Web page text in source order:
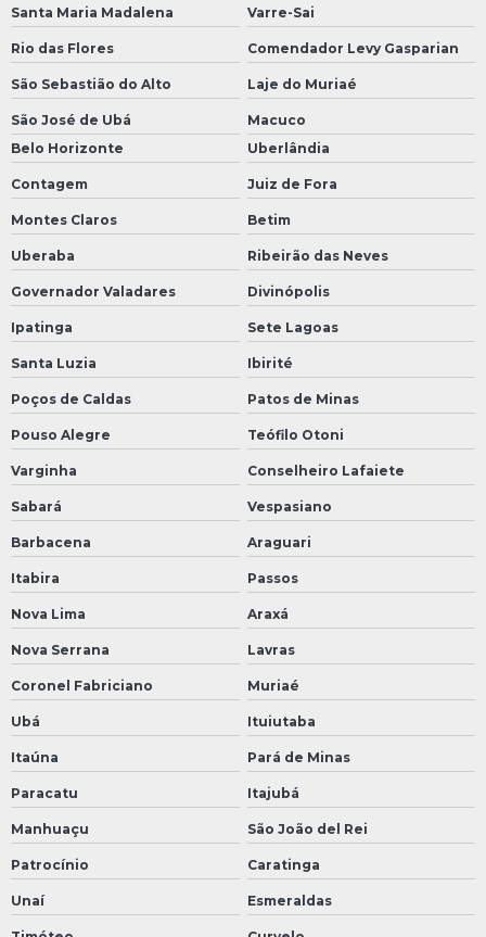
Santa Maria Madalena Varre-Sai
Rio das Flores Comendador Levy Gasparian
São Sebastião do Alto Laje do Muriaé
São José de Ubá
Macuco
Belo Horizonte
Uberlândia
Contagem Juiz de Fora
Montes Claros Betim
Uberaba Ribeirão das Neves
Governador Valadares Divinópolis
Ipatinga Sete Lagoas
Santa Luzia Ibirité
Poços de Caldas Patos de Minas
Pouso Alegre Teófilo Otoni
Varginha Conselheiro Lafaiete
Sabará Vespasiano
Barbacena Araguari
Itabira Passos
Nova Lima Araxá
Nova Serrana Lavras
Coronel Fabriciano Muriaé
Ubá Ituiutaba
Itaúna Pará de Minas
Paracatu Itajubá
Manhuaçu São João del Rei
Patrocínio Caratinga
Unaí Esmeraldas